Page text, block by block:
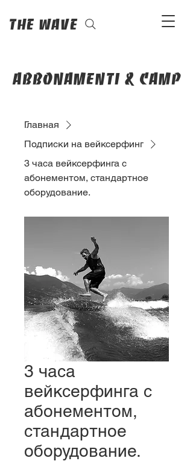
The Wave
abbonamenti & camp
Главная
Подписки на вейксерфинг
3 часа вейксерфинга с
абонементом, стандартное
оборудование.
3 часа
вейксерфинга с
абонементом,
стандартное
оборудование.